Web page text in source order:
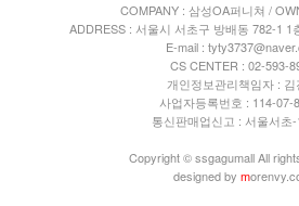
COMPANY : 삼성OA퍼니쳐 /
ADDRESS : 서울시 서초구 방배동 782-1 1
E-mail :
CS CENTER : 02-593-
개인정보관리책임자 : 김
사업자등록번호 : 114-07-
통신판매업신고 : 서울서초
Copyright © ssgagumall All
designed by m